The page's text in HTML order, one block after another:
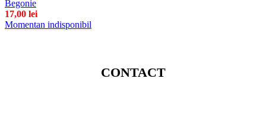
Begonie
17,00 lei
Momentan indisponibil
CONTACT